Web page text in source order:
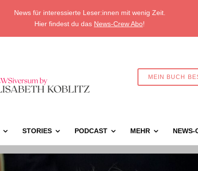
News für interessierte Leser:innen mit wenig Zeit.
Hier findest du das News-Crew Abo!
MEIN BUCH
STORIES PODCAST MEHR NEWS-